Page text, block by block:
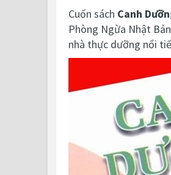
Cuốn sách Canh
Phòng Ngừa Nhật
nhà thực dưỡng nổi